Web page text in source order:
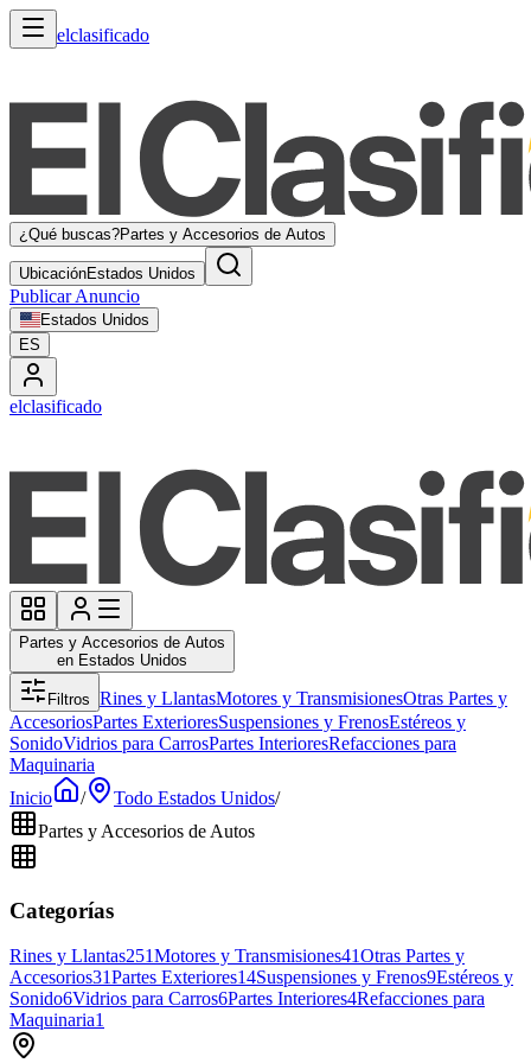
elclasificado
¿Qué buscas?Partes y Accesorios de Autos
UbicaciónEstados Unidos
Publicar Anuncio
Estados Unidos
ES
elclasificado
Partes y Accesorios de Autos
en Estados Unidos
Filtros Rines y LlantasMotores y TransmisionesOtras Partes y
AccesoriosPartes ExterioresSuspensiones y FrenosEstéreos y
SonidoVidrios para CarrosPartes InterioresRefacciones para
Maquinaria
Inicio
/ Todo Estados Unidos/
Partes y Accesorios de Autos
Categorías
Rines y Llantas251Motores y Transmisiones41Otras Partes y
Accesorios31Partes Exteriores14Suspensiones y Frenos9Estéreos y
Sonido6Vidrios para Carros6Partes Interiores4Refacciones para
Maquinaria1